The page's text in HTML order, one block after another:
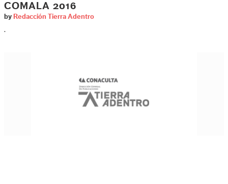
COMALA 2016
by Redacción Tierra Adentro
.